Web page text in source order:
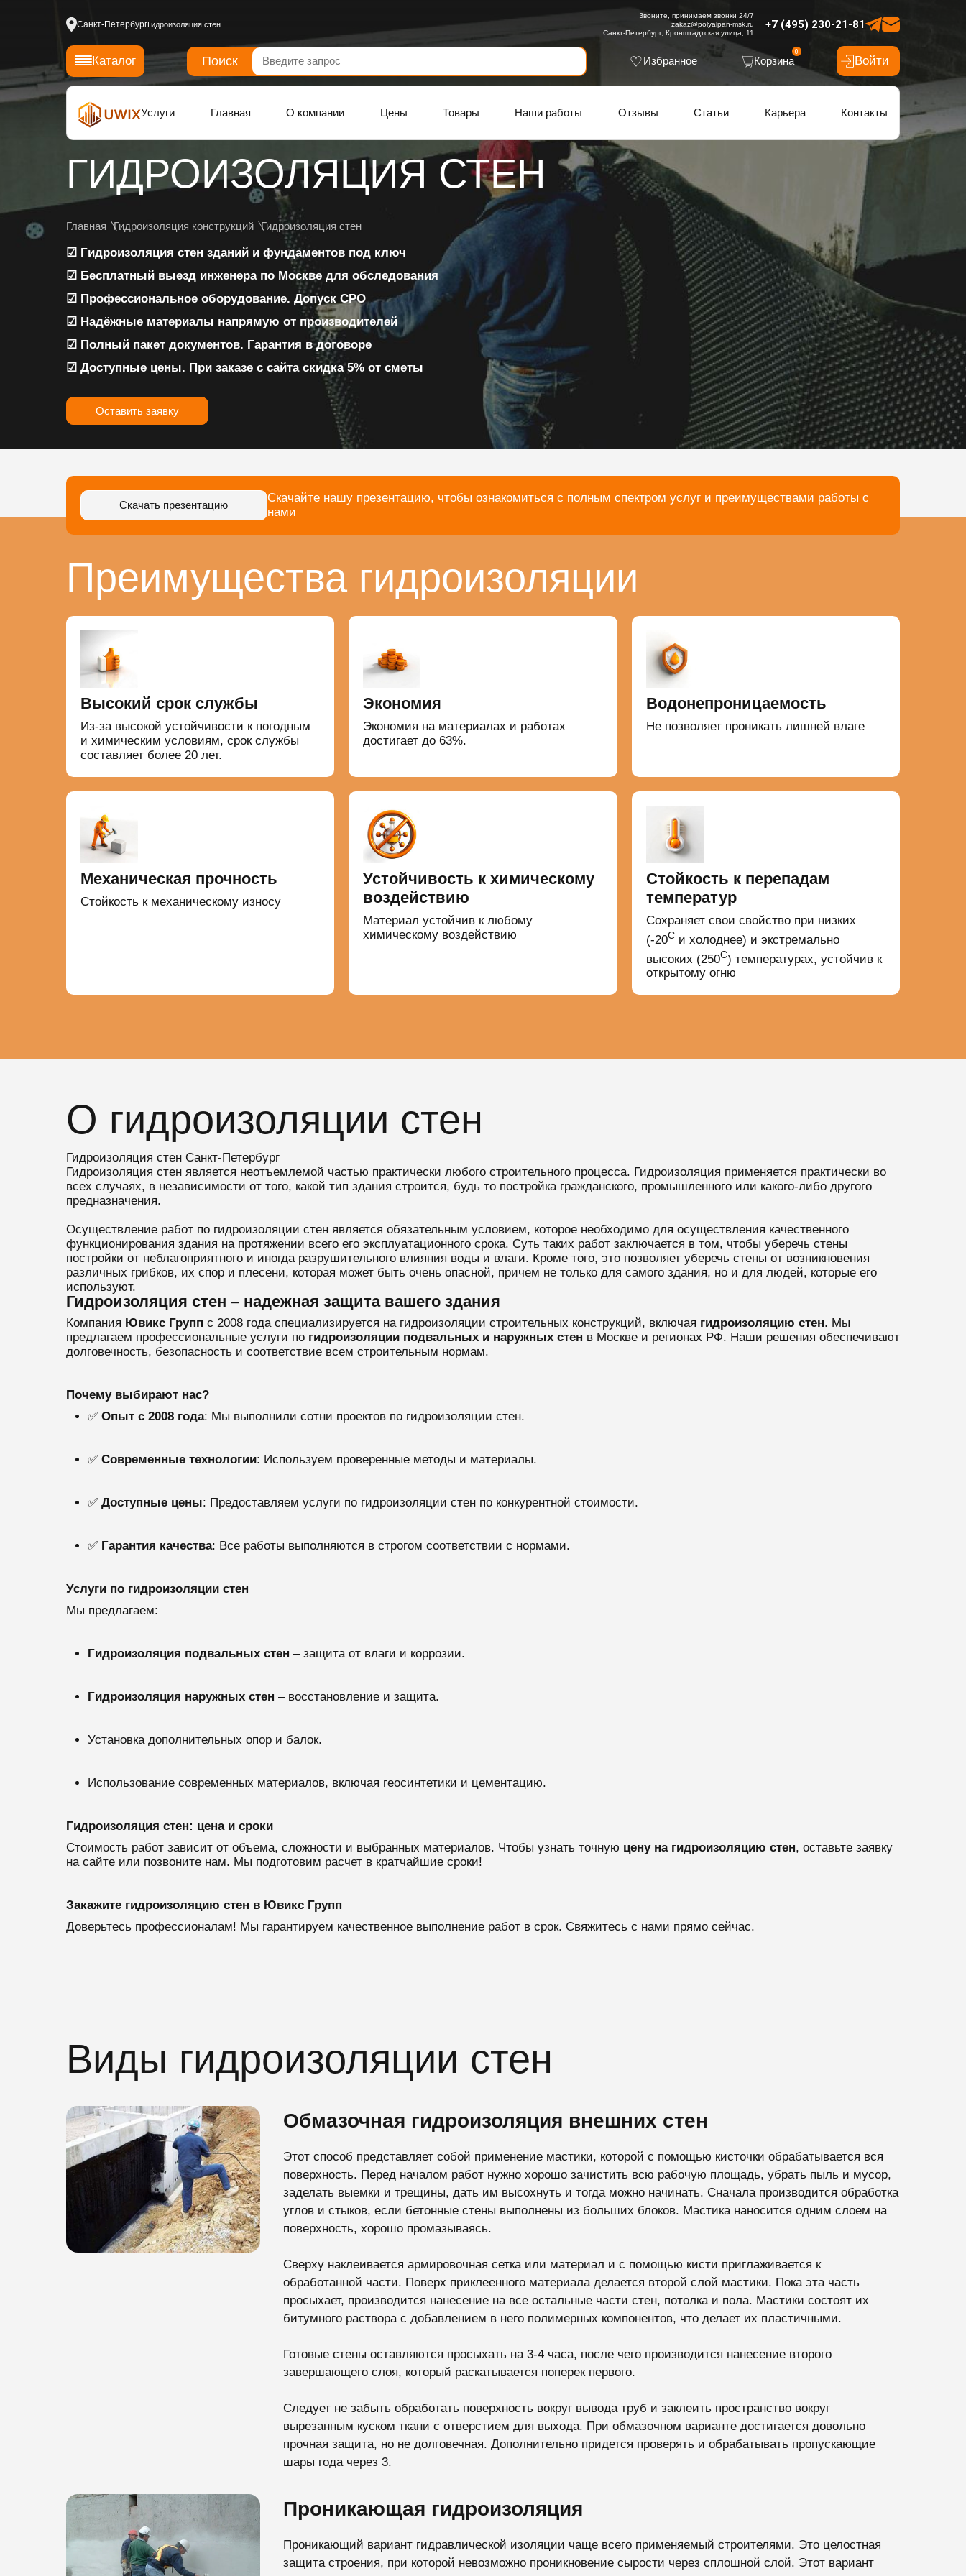
Санкт-ПетербургГидроизоляция стен +7 (495) 230-21-81
Звоните, принимаем звонки 24/7
zakaz@polyalpan-msk.ru
Санкт-Петербург, Кронштадтская улица, 11
Каталог Поиск Избранное Корзина
0
Войти
Услуги Главная О компании Цены Товары Наши работы Отзывы Статьи Карьера Контакты
ГИДРОИЗОЛЯЦИЯ СТЕН
Главная Гидроизоляция конструкций Гидроизоляция стен
☑ Гидроизоляция стен зданий и фундаментов под ключ
☑ Бесплатный выезд инженера по Москве для обследования
☑ Профессиональное оборудование. Допуск СРО
☑ Надёжные материалы напрямую от производителей
☑ Полный пакет документов. Гарантия в договоре
☑ Доступные цены. При заказе с сайта скидка 5% от сметы
Оставить заявку
Скачать презентацию
Скачайте нашу презентацию, чтобы ознакомиться с полным спектром услуг и преимуществами работы с
нами
Преимущества гидроизоляции
Высокий срок службы
Из-за высокой устойчивости к погодным
и химическим условиям, срок службы
составляет более 20 лет.
Экономия
Экономия на материалах и работах
достигает до 63%.
Водонепроницаемость
Не позволяет проникать лишней влаге
Механическая прочность
Стойкость к механическому износу
Устойчивость к химическому
воздействию
Материал устойчив к любому
химическому воздействию
Стойкость к перепадам
температур
Сохраняет свои свойство при низких
(-20Си холоднее) и экстремально
высоких (250С) температурах, устойчив к
открытому огню
О гидроизоляции стен
Гидроизоляция стен Санкт-Петербург
Гидроизоляция стен является неотъемлемой частью практически любого строительного процесса. Гидроизоляция применяется практически во
всех случаях, в независимости от того, какой тип здания строится, будь то постройка гражданского, промышленного или какого-либо другого
предназначения.
Осуществление работ по гидроизоляции стен является обязательным условием, которое необходимо для осуществления качественного
функционирования здания на протяжении всего его эксплуатационного срока. Суть таких работ заключается в том, чтобы уберечь стены
постройки от неблагоприятного и иногда разрушительного влияния воды и влаги. Кроме того, это позволяет уберечь стены от возникновения
различных грибков, их спор и плесени, которая может быть очень опасной, причем не только для самого здания, но и для людей, которые его
используют.
Гидроизоляция стен – надежная защита вашего здания
Компания Ювикс Групп с 2008 года специализируется на гидроизоляции строительных конструкций, включая гидроизоляцию стен. Мы
предлагаем профессиональные услуги по гидроизоляции подвальных и наружных стен в Москве и регионах РФ. Наши решения обеспечивают
долговечность, безопасность и соответствие всем строительным нормам.
Почему выбирают нас?
✅ Опыт с 2008 года: Мы выполнили сотни проектов по гидроизоляции стен.
✅ Современные технологии: Используем проверенные методы и материалы.
✅ Доступные цены: Предоставляем услуги по гидроизоляции стен по конкурентной стоимости.
✅ Гарантия качества: Все работы выполняются в строгом соответствии с нормами.
Услуги по гидроизоляции стен
Мы предлагаем:
Гидроизоляция подвальных стен – защита от влаги и коррозии.
Гидроизоляция наружных стен – восстановление и защита.
Установка дополнительных опор и балок.
Использование современных материалов, включая геосинтетики и цементацию.
Гидроизоляция стен: цена и сроки
Стоимость работ зависит от объема, сложности и выбранных материалов. Чтобы узнать точную цену на гидроизоляцию стен, оставьте заявку
на сайте или позвоните нам. Мы подготовим расчет в кратчайшие сроки!
Закажите гидроизоляцию стен в Ювикс Групп
Доверьтесь профессионалам! Мы гарантируем качественное выполнение работ в срок. Свяжитесь с нами прямо сейчас.
Виды гидроизоляции стен
Обмазочная гидроизоляция внешних стен
Этот способ представляет собой применение мастики, которой с помощью кисточки обрабатывается вся
поверхность. Перед началом работ нужно хорошо зачистить всю рабочую площадь, убрать пыль и мусор,
заделать выемки и трещины, дать им высохнуть и тогда можно начинать. Сначала производится обработка
углов и стыков, если бетонные стены выполнены из больших блоков. Мастика наносится одним слоем на
поверхность, хорошо промазываясь.
Сверху наклеивается армировочная сетка или материал и с помощью кисти приглаживается к
обработанной части. Поверх приклеенного материала делается второй слой мастики. Пока эта часть
просыхает, производится нанесение на все остальные части стен, потолка и пола. Мастики состоят их
битумного раствора с добавлением в него полимерных компонентов, что делает их пластичными.
Готовые стены оставляются просыхать на 3-4 часа, после чего производится нанесение второго
завершающего слоя, который раскатывается поперек первого.
Следует не забыть обработать поверхность вокруг вывода труб и заклеить пространство вокруг
вырезанным куском ткани с отверстием для выхода. При обмазочном варианте достигается довольно
прочная защита, но не долговечная. Дополнительно придется проверять и обрабатывать пропускающие
шары года через 3.
Проникающая гидроизоляция
Проникающий вариант гидравлической изоляции чаще всего применяемый строителями. Это целостная
защита строения, при которой невозможно проникновение сырости через сплошной слой. Этот вариант